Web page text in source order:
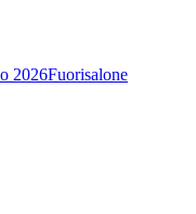
2026Fuorisalone